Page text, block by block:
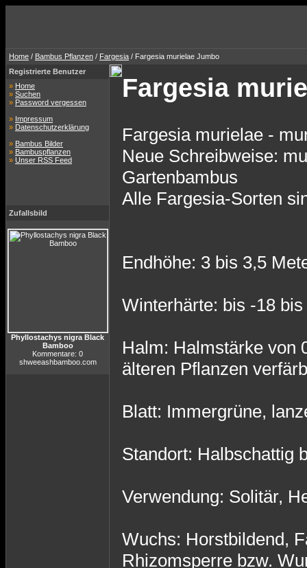
Home / Bambus Pflanzen / Fargesia / Fargesia murielae Jumbo
Registrierte Benutzer
» Home
» Suchen
» Password vergessen
» Impressum
» Datenschutzerklärung
» Bambus Bilder
» Bambuspflanzen
» Unser RSS Feed
Zufallsbild
Phyllostachys nigra Black
Bamboo
Kommentare: 0
shweeashbamboo.com
Fargesia
Fargesia murielae -
Neue Schreibweise:
Gartenbambus
Alle Fargesia-Sorten
Endhöhe: 3 bis 3,5
Winterhärte: bis -18 bis
Halm: Halmstärke von
älteren Pflanzen
Blatt: Immergrüne,
Standort: Halbschattig
Verwendung: Solitär,
Wuchs: Horstbildend,
Rhizomsperre bzw.